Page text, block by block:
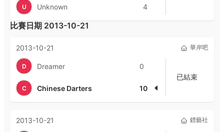
U Unknown 4
比賽日期 2013-10-21
2013-10-21 華岸吧
D Dreamer 0
C Chinese Darters 10
已結束
2013-10-21 鏢藝社